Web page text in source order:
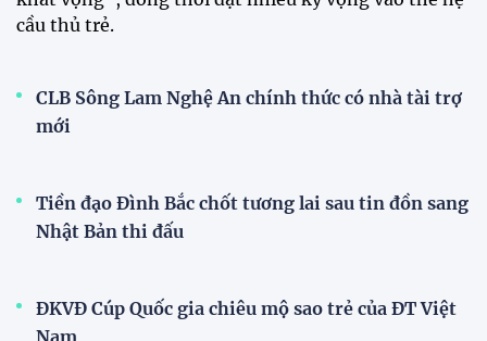
17:17 27/07/2026
với chức vô địch VPL-S7